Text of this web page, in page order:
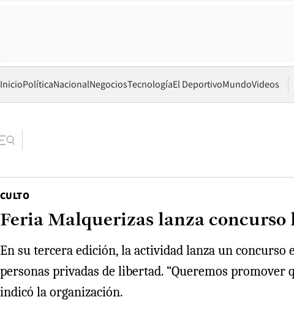
InicioPolíticaNacionalNegociosTecnologíaEl DeportivoMundoVideos
CULTO
Feria Malquerizas lanza concurso
En su tercera edición, la actividad lanza un
personas privadas de libertad. “Queremos
indicó la organización.